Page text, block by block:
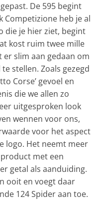
De 595 begint
Competizione heb je al
die je hier ziet, begint
kost ruim twee mille
slim aan gedaan om
stellen. Zoals gezegd
Corse’ gevoel en
die we allen zo
uitgesproken look
wennen voor ons,
voor het aspect
logo. Het neemt meer
met een
getal als aanduiding.
ooit en voegt daar
124 Spider aan toe.